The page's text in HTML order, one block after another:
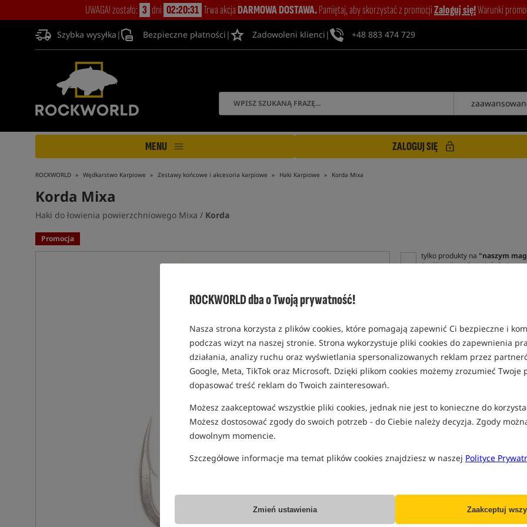
ROCKWORLD dba o Twoją prywatność!
Nasza strona korzysta z plików cookies, które pomagają zapewnić Ci bezpieczne i
podczas wizyt na naszej stronie. Strona wykorzystuje pliki cookies do zapewnienia
działania, analizy ruchu oraz wyświetlania spersonalizowanych reklam przez
Google, Meta, TikTok oraz Microsoft. Dzięki plikom cookies możemy zrozumieć Twoje
dopasować treść reklam do Twoich zainteresowań.
Możesz zaakceptować wszystkie pliki cookies, jednak nie jest to konieczne do
Możesz dostosować zgody do swoich potrzeb - do Ciebie należy decyzja. Zgody
dowolnym momencie.
Szczegółowe informacje ma temat plików cookies znajdziesz w naszej Polityce
Zmień ustawienia Zaakceptuj
UWAGA! zostało: 3 dni 02:20:30 Trwa akcjaDARMOWA DOSTAWA.Pamiętaj, aby skorzystać z promocjiZaloguj się!Warunki
Szybka wysyłka | Bezpieczne płatności | Zadowoleni klienci | +48 883 474 729
MENU ZALOGUJ SIĘ
ROCKWORLD Wędkarstwo Karpiowe Zestawy końcowe i akcesoria karpiowe Haki Karpiowe Korda Mixa
Korda Mixa
Haki do łowienia powierzchniowego Mixa / Korda
Promocja
tylko produkty na "naszym
(część opcji mogła zostać ukryta
MPN: KMH6
EAN: 5060062113457
0,27
Koniec
Koniec
Koniec